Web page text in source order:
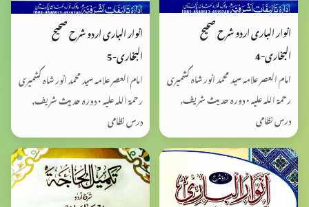
انوار الباری اردو شرح صحیح
البخاری-4
امام العصر علامہ سید محمد انور شاہ کشمیری
رحمۃ اللہ علیہ • دورہ حدیث شریف,
درس نظامی
انوار الباری اردو شرح صحیح
البخاری-5
امام العصر علامہ سید محمد انور شاہ کشمیری
رحمۃ اللہ علیہ • دورہ حدیث شریف,
درس نظامی